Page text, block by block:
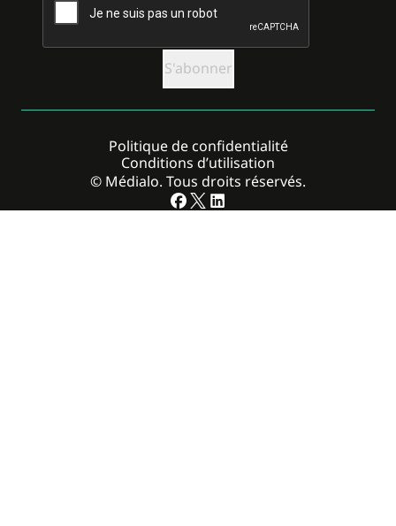
© Médialo. Tous droits réservés.
Politique de confidentialité
Conditions d’utilisation